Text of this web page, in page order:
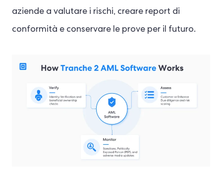
aziende a valutare i rischi, creare report di
conformità e conservare le prove per il futuro.